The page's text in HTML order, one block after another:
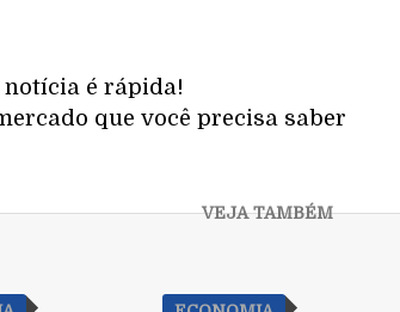
notícia é rápida!
que você precisa saber